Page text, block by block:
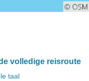
volledige reisroute
taal